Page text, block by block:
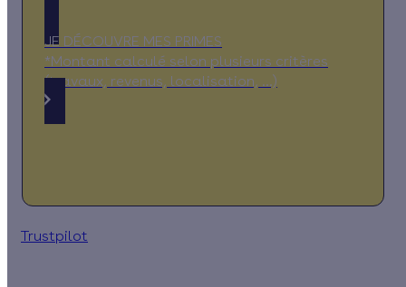
JE DÉCOUVRE MES PRIMES
*Montant calculé selon plusieurs critères
(travaux, revenus, localisation, …)
Trustpilot